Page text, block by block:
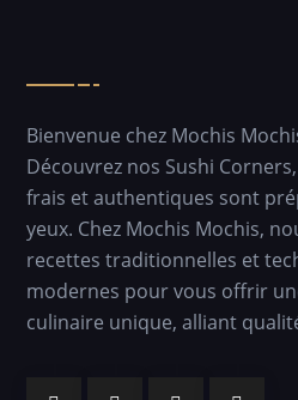
Bienvenue chez Mochis
Découvrez nos Sushi
frais et authentiques sont
yeux. Chez Mochis Mochis,
recettes traditionnelles et
modernes pour vous offrir
culinaire unique, alliant